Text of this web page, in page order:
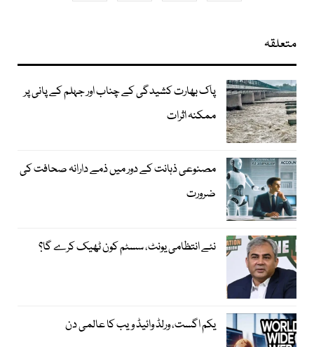
متعلقہ
پاک بھارت کشیدگی کے چناب اور جہلم کے پانی پر
ممکنہ اثرات
مصنوعی ذہانت کے دور میں ذمے دارانہ صحافت کی
ضرورت
نئے انتظامی یونٹ، سسٹم کون ٹھیک کرے گا؟
یکم اگست، ورلڈ وائیڈ ویب کا عالمی دن